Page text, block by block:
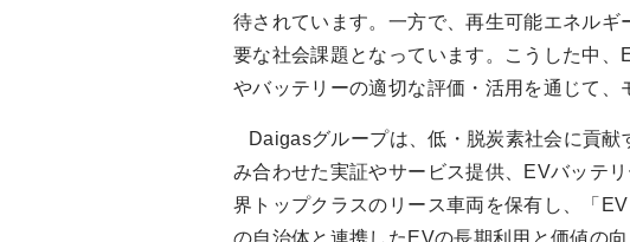
待されています。一方で、再生可能エネル
要な社会課題となっています。こうした中
やバッテリーの適切な評価・活用を通じて、
Daigasグループは、低・脱炭素社会に貢献
み合わせた実証やサービス提供、EVバッテ
界トップクラスのリース車両を保有し、「
の自治体と連携したEVの長期利用と価値の